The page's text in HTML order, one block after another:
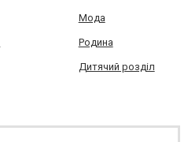
Мода
Родина
Дитячий розділ